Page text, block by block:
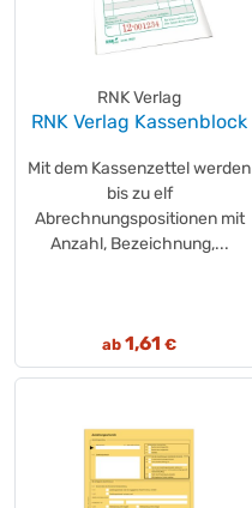
RNK Verlag
RNK Verlag Kassenblock
Mit dem Kassenzettel werden
bis zu elf
Abrechnungspositionen mit
Anzahl, Bezeichnung,...
ab 1,61 €